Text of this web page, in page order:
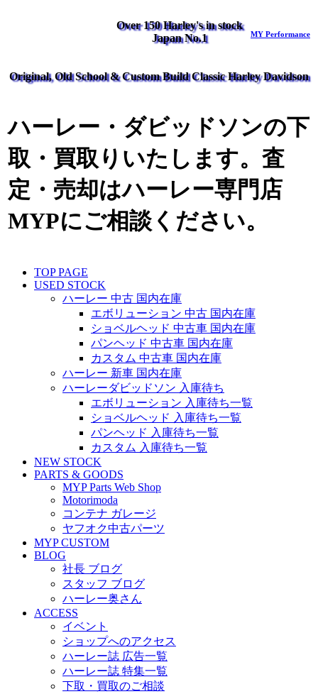
Over 150 Harley's in stock
Japan No.1
MY Performance
Original, Old School & Custom Build Classic Harley Davidson
ハーレー・ダビッドソンの下
取・買取りいたします。査
定・売却はハーレー専門店
MYPにご相談ください。
TOP PAGE
USED STOCK
ハーレー 中古 国内在庫
エボリューション 中古 国内在庫
ショベルヘッド 中古車 国内在庫
パンヘッド 中古車 国内在庫
カスタム 中古車 国内在庫
ハーレー 新車 国内在庫
ハーレーダビッドソン 入庫待ち
エボリューション 入庫待ち一覧
ショベルヘッド 入庫待ち一覧
パンヘッド 入庫待ち一覧
カスタム 入庫待ち一覧
NEW STOCK
PARTS & GOODS
MYP Parts Web Shop
Motorimoda
コンテナ ガレージ
ヤフオク中古パーツ
MYP CUSTOM
BLOG
社長 ブログ
スタッフ ブログ
ハーレー奥さん
ACCESS
イベント
ショップへのアクセス
ハーレー誌 広告一覧
ハーレー誌 特集一覧
下取・買取のご相談